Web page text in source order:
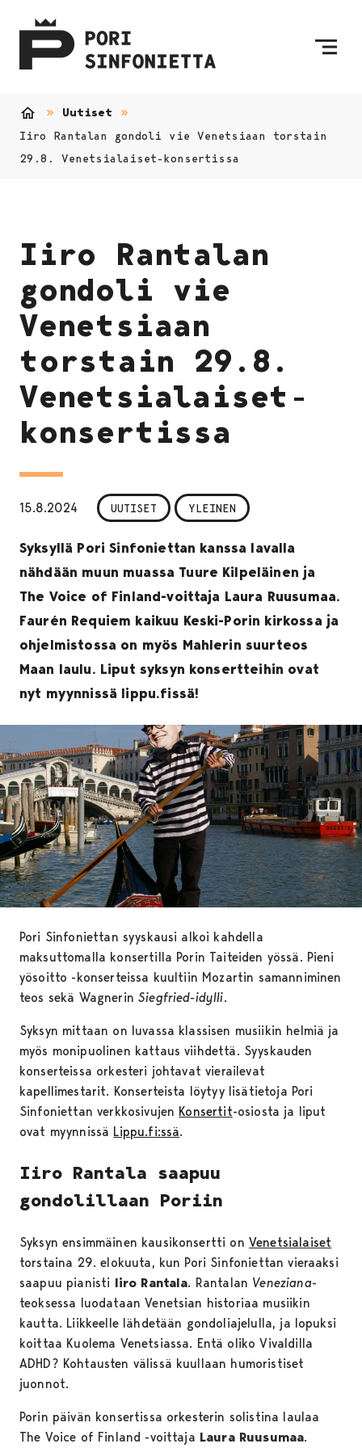
Uutiset
Iiro Rantalan gondoli vie Venetsiaan torstain
29.8. Venetsialaiset-konsertissa
Iiro Rantalan
gondoli vie
Venetsiaan
torstain 29.8.
Venetsialaiset-
konsertissa
15.8.2024 UUTISET YLEINEN
Syksyllä Pori Sinfoniettan kanssa lavalla
nähdään muun muassa Tuure Kilpeläinen ja
The Voice of Finland-voittaja Laura Ruusumaa.
Faurén Requiem kaikuu Keski-Porin kirkossa ja
ohjelmistossa on myös Mahlerin suurteos
Maan laulu. Liput syksyn konsertteihin ovat
nyt myynnissä lippu.fissä!
Pori Sinfoniettan syyskausi alkoi kahdella
maksuttomalla konsertilla Porin Taiteiden yössä. Pieni
yösoitto -konserteissa kuultiin Mozartin samanniminen
teos sekä WagnerinSiegfried-idylli.
Syksyn mittaan on luvassa klassisen musiikin helmiä ja
myös monipuolinen kattaus viihdettä. Syyskauden
konserteissa orkesteri johtavat vierailevat
kapellimestarit. Konserteista löytyy lisätietoja Pori
Sinfoniettan verkkosivujen Konsertit-osiosta ja liput
ovat myynnissä Lippu.fi:ssä.
Iiro Rantala saapuu
gondolillaan Poriin
Syksyn ensimmäinen kausikonsertti on Venetsialaiset
torstaina 29. elokuuta, kun Pori Sinfoniettan vieraaksi
saapuu pianisti Iiro Rantala. Rantalan Veneziana-
teoksessa luodataan Venetsian historiaa musiikin
kautta. Liikkeelle lähdetään gondoliajelulla, ja lopuksi
koittaa Kuolema Venetsiassa. Entä oliko Vivaldilla
ADHD? Kohtausten välissä kuullaan humoristiset
juonnot.
Porin päivän konsertissa orkesterin solistina laulaa
The Voice of Finland -voittaja Laura Ruusumaa.